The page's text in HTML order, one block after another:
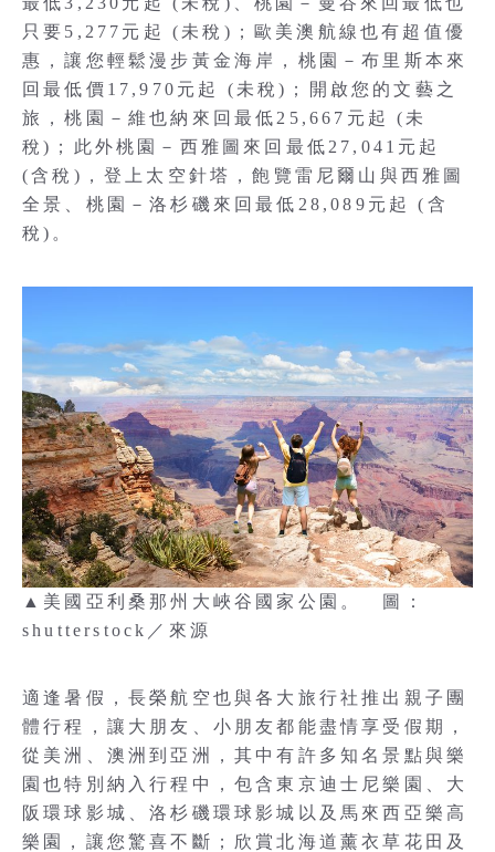
只要5,277元起 (未稅)；歐美澳航線也有超值優
惠，讓您輕鬆漫步黃金海岸，桃園－布里斯本來
回最低價17,970元起 (未稅)；開啟您的文藝之
旅，桃園－維也納來回最低25,667元起 (未
稅)；此外桃園－西雅圖來回最低27,041元起
(含稅)，登上太空針塔，飽覽雷尼爾山與西雅圖
全景、桃園－洛杉磯來回最低28,089元起 (含
稅)。
▲美國亞利桑那州大峽谷國家公園。 圖：
shutterstock／來源
適逢暑假，長榮航空也與各大旅行社推出親子團
體行程，讓大朋友、小朋友都能盡情享受假期，
從美洲、澳洲到亞洲，其中有許多知名景點與樂
園也特別納入行程中，包含東京迪士尼樂園、大
阪環球影城、洛杉磯環球影城以及馬來西亞樂高
樂園，讓您驚喜不斷；欣賞北海道薰衣草花田及